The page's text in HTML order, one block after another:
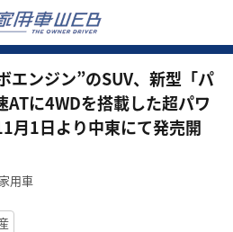
エンジン”のSUV、新型「パ
ATに4WDを搭載した超パワ
月1日より中東にて発売開
用車